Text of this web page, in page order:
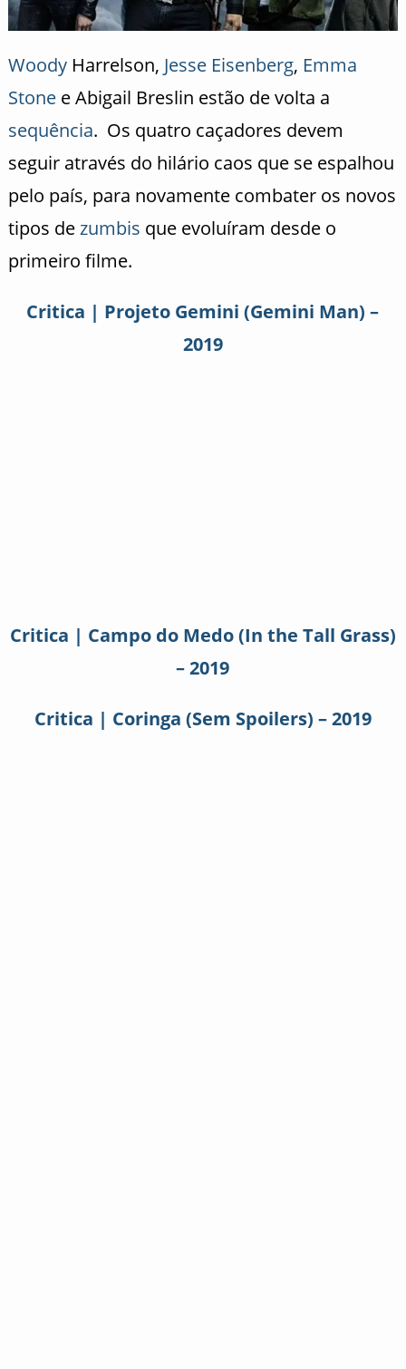
WoodyHarrelson, Jesse Eisenberg, Emma
Stonee Abigail Breslin estão de volta a
sequência. Os quatro caçadores devem
seguir através do hilário caos que se espalhou
pelo país, para novamente combater os novos
tipos dezumbis que evoluíram desde o
primeiro filme.
Critica | Projeto Gemini (Gemini Man) –
2019
Critica | Campo do Medo (In the Tall Grass)
– 2019
Critica | Coringa (Sem Spoilers) – 2019